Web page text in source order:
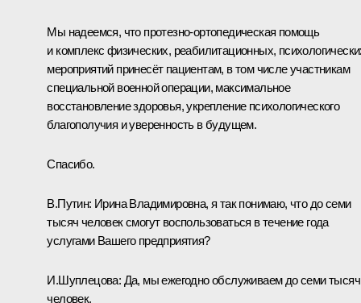
Мы надеемся, что протезно-ортопедическая помощь
и комплекс физических, реабилитационных,
мероприятий принесёт пациентам, в том числе участникам
специальной военной операции, максимальное
восстановление здоровья, укрепление психологического
благополучия и уверенность в будущем.
Спасибо.
В.Путин: Ирина Владимировна, я так понимаю, что до семи
тысяч человек смогут воспользоваться в течение года
услугами Вашего предприятия?
И.Шуплецова: Да, мы ежегодно обслуживаем до семи тысяч
человек.